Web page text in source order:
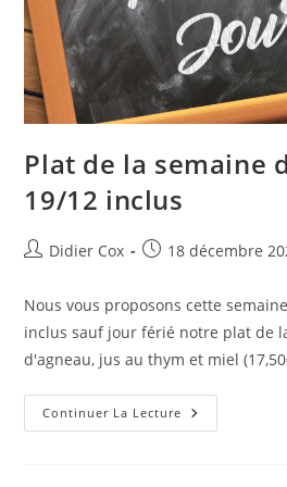
Plat de la semaine
19/12 inclus
Didier Cox 18 décembre
Nous vous proposons cette
inclus sauf jour férié notre plat de
d'agneau, jus au thym et miel
Continuer La Lecture